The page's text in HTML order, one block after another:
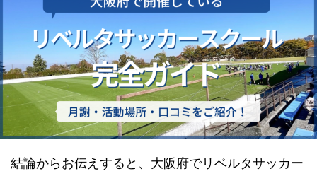
結論からお伝えすると、大阪府でリベルタサッカー